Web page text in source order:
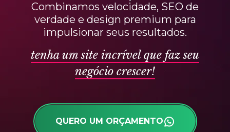
Combinamos velocidade, SEO de
verdade e design premium para
impulsionar seus resultados.
tenha um site incrível que faz seu
negócio crescer!
QUERO UM ORÇAMENTO